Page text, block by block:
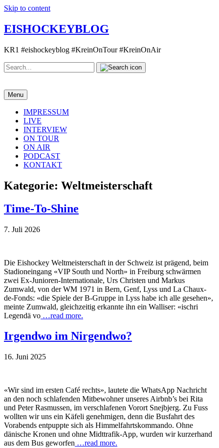
Skip to content
EISHOCKEYBLOG
KR1 #eishockeyblog #KreinOnTour #KreinOnAir
Search
for:
Search
Menu
IMPRESSUM
LIVE
INTERVIEW
ON TOUR
ON AIR
PODCAST
KONTAKT
Kategorie: Weltmeisterschaft
Time-To-Shine
7. Juli 2026
Die Eishockey Weltmeisterschaft in der Schweiz ist prägend, beim
Stadioneingang «VIP South und North» in Freiburg schwärmen
zwei Ex-Junioren-Internationale, Urs Christen und Markus
Zumwald, von der WM 1971 in Bern, Genf, Lyss und La Chaux-
de-Fonds: «die Spiele der B-Gruppe in Lyss habe ich alle gesehen»,
meinte Zumwald, gleichzeitig erkannte ihn ein Walliser: «ischri
Legendä vo …read more.
Irgendwo im Nirgendwo?
16. Juni 2025
«Wir sind im ersten Café rechts», lautete die WhatsApp Nachricht
an den noch schlafenden Mitbewohner unseres Airbnb’s bei Rita
und Peter Rasmussen, im verschlafenen Vorort Snejbjerg. Zu Fuss
wollten wir uns ein Käfeli genehmigen, denn die Busfahrt des
Vorabends entpuppte sich als Himmelfahrtskommando. Ohne
dänische Kronen und ohne Midttrafik-App, wurden wir kurzerhand
aus dem Bus geworfen …read more.